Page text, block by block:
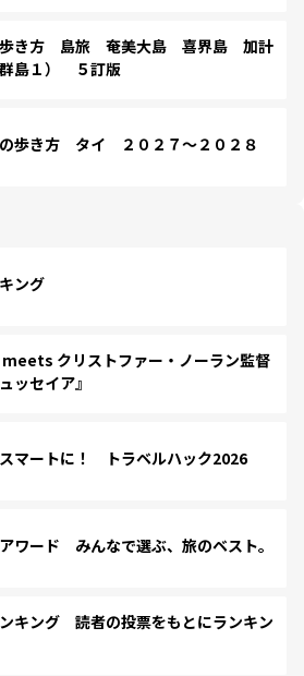
き方 島旅 奄美大島 喜界島 加計
島１） ５訂版
歩き方 タイ ２０２７～２０２８
ング
クリストファー・ノーラン監督
ッセイア』
マートに！ トラベルハック2026
ワード みんなで選ぶ、旅のベスト。
キング 読者の投票をもとにランキン